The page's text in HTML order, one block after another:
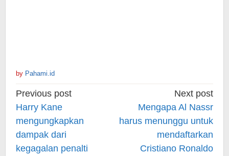
by Pahami.id
Post
navigation
Previous post
Harry Kane
mengungkapkan
dampak dari
kegagalan penalti
Next post
Mengapa Al Nassr
harus menunggu untuk
mendaftarkan
Cristiano Ronaldo